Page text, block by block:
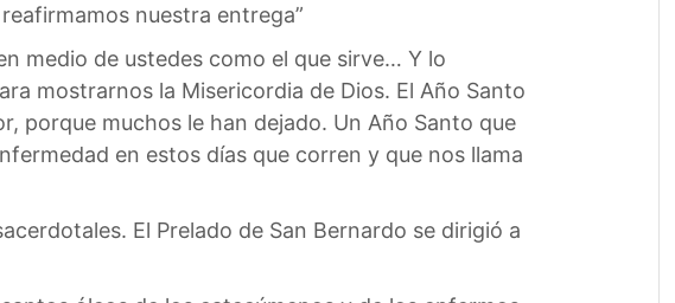
nuestra entrega”
medio de ustedes como el que sirve… Y lo
mostrarnos la Misericordia de Dios. El Año Santo
porque muchos le han dejado. Un Año Santo que
en estos días que corren y que nos llama
El Prelado de San Bernardo se dirigió a